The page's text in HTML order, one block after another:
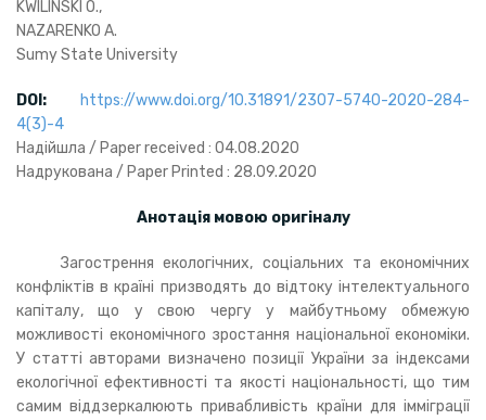
KWILINSKI O.,
NAZARENKO А.
Sumy State University
DOI :
https://www.doi.org/10.31891/2307-5740-2020-284-
4(3)-4
Надійшла / Paper received : 04.08.2020
Надрукована / Paper Printed : 28.09.2020
Анотація мовою оригіналу
Загострення екологічних, соціальних та економічних
конфліктів в країні призводять до відтоку інтелектуального
капіталу, що у свою чергу у майбутньому обмежую
можливості економічного зростання національної економіки.
У статті авторами визначено позиції України за індексами
екологічної ефективності та якості національності, що тим
самим віддзеркалюють привабливість країни для імміграції